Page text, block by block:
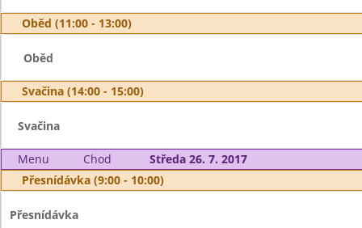
Oběd (11:00 - 13:00)
Oběd
Svačina (14:00 - 15:00)
Svačina
Menu Chod
Středa 26. 7. 2017
Přesnídávka (9:00 - 10:00)
Přesnídávka